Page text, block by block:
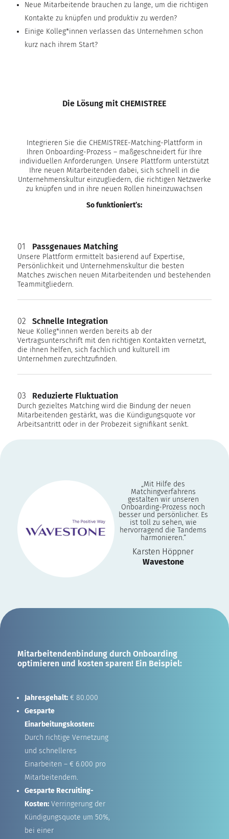
Neue Mitarbeitende brauchen zu lange, um die richtigen
Kontakte zu knüpfen und produktiv zu werden?
Einige Kolleg*innen verlassen das Unternehmen schon
kurz nach ihrem Start?
Die Lösung mit CHEMISTREE
Integrieren Sie die CHEMISTREE-Matching-Plattform in
Ihren Onboarding-Prozess – maßgeschneidert für Ihre
individuellen Anforderungen. Unsere Plattform unterstützt
Ihre neuen Mitarbeitenden dabei, sich schnell in die
Unternehmenskultur einzugliedern, die richtigen Netzwerke
zu knüpfen und in ihre neuen Rollen hineinzuwachsen
So funktioniert’s:
01 Passgenaues Matching
Unsere Plattform ermittelt basierend auf Expertise,
Persönlichkeit und Unternehmenskultur die besten
Matches zwischen neuen Mitarbeitenden und bestehenden
Teammitgliedern.
02 Schnelle Integration
Neue Kolleg*innen werden bereits ab der
Vertragsunterschrift mit den richtigen Kontakten vernetzt,
die ihnen helfen, sich fachlich und kulturell im
Unternehmen zurechtzufinden.
03 Reduzierte Fluktuation
Durch gezieltes Matching wird die Bindung der neuen
Mitarbeitenden gestärkt, was die Kündigungsquote vor
Arbeitsantritt oder in der Probezeit signifikant senkt.
„Mit Hilfe des
Matchingverfahrens
gestalten wir unseren
Onboarding-Prozess noch
besser und persönlicher. Es
ist toll zu sehen, wie
hervorragend die Tandems
harmonieren.“
Karsten Höppner
Wavestone
Mitarbeitendenbindung durch Onboarding
optimieren und kosten sparen! Ein Beispiel:
Jahresgehalt:€ 80.000
Gesparte
Einarbeitungskosten:
Durch richtige Vernetzung
und schnelleres
Einarbeiten – € 6.000 pro
Mitarbeitendem.
Gesparte Recruiting-
Kosten:Verringerung der
Kündigungsquote um 50%,
bei einer